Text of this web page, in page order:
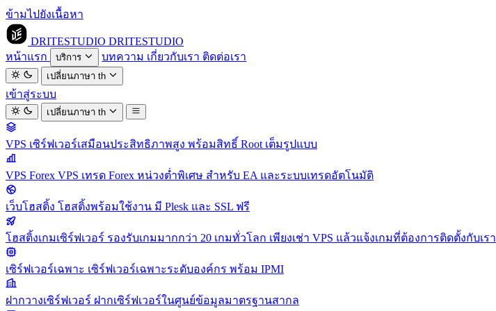
ข้ามไปยังเนื้อหา
DRITESTUDIO DRITESTUDIO
หน้าแรก
บริการ บทความ เกี่ยวกับเรา ติดต่อเรา
เปลี่ยนภาษาth
เข้าสู่ระบบ
เปลี่ยนภาษาth
VPS เซิร์ฟเวอร์เสมือนประสิทธิภาพสูง พร้อมสิทธิ์ Root เต็มรูปแบบ
VPS Forex VPS เทรด Forex หน่วงต่ำพิเศษ สำหรับ EA และระบบเทรดอัตโนมัติ
เว็บโฮสติ้ง โฮสติ้งพร้อมใช้งาน มี Plesk และ SSL ฟรี
โฮสติ้งเกมเซิร์ฟเวอร์ รองรับเกมมากกว่า 20 เกมทั่วโลก เพียงเช่า VPS แล้วแจ้งเกมที่ต้องการติดตั้งกับเรา
เซิร์ฟเวอร์เฉพาะ เซิร์ฟเวอร์เฉพาะระดับองค์กร พร้อม IPMI
ฝากวางเซิร์ฟเวอร์ ฝากเซิร์ฟเวอร์ในศูนย์ข้อมูลมาตรฐานสากล